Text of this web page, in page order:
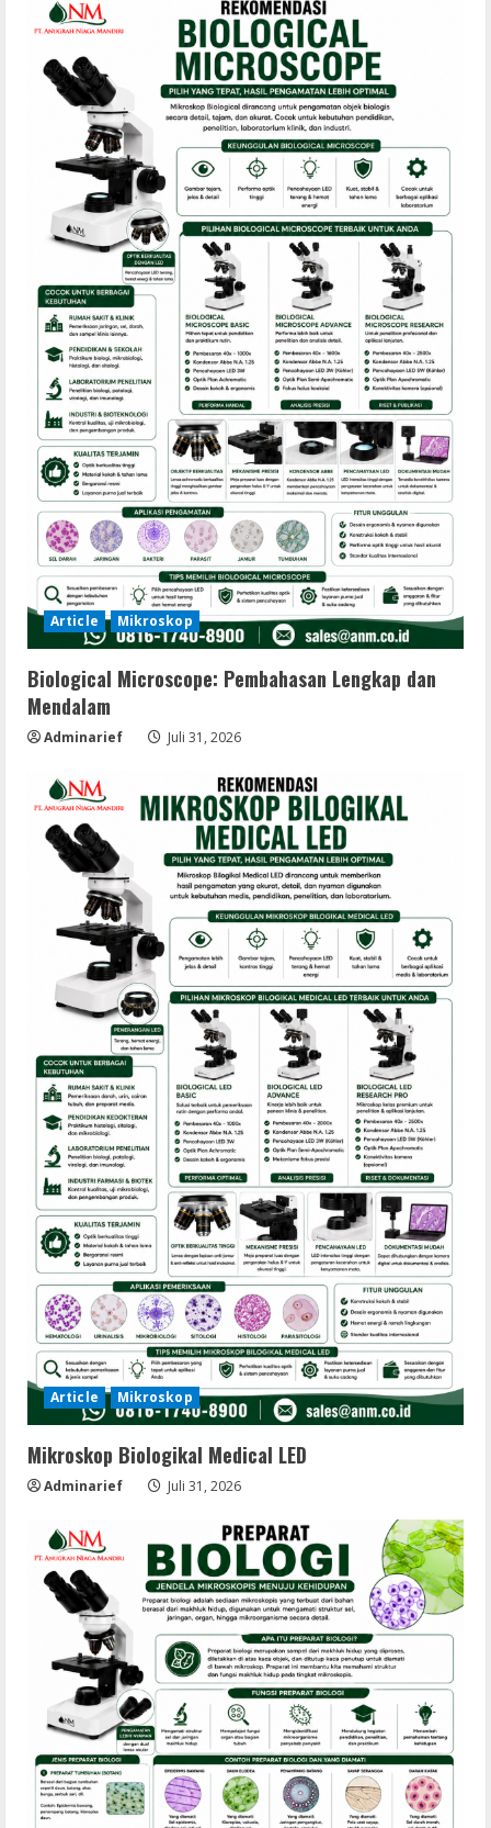
Article Mikroskop
Biological Microscope: Pembahasan Lengkap dan
Mendalam
Adminarief Juli 31, 2026
Article Mikroskop
Mikroskop Biologikal Medical LED
Adminarief Juli 31, 2026